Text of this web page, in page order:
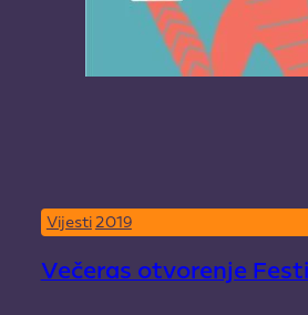
Večeras otvorenje
Vijesti 2019